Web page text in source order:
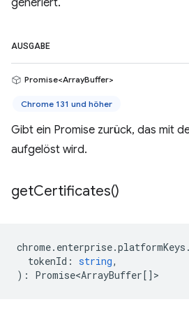
generiert.
AUSGABE
Promise<ArrayBuffer>
Chrome 131 und höher
Gibt ein Promise zurück, das mit
aufgelöst wird.
getCertificates()
chrome. enterprise.platformKeys .
tokenId : string,
) : Promise<ArrayBuffer[]>